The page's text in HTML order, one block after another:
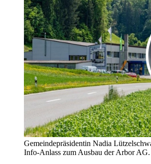
Gemeindepräsidentin Nadia
Info-Anlass zum Ausbau der Arbor